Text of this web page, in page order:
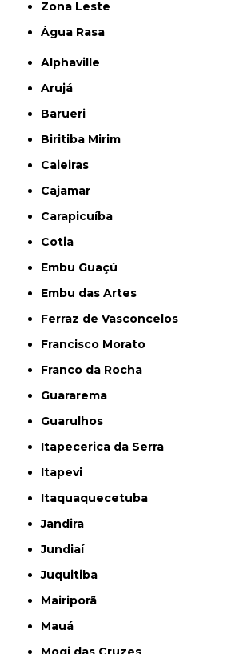
Zona Leste
Água Rasa
Alphaville
Arujá
Barueri
Biritiba Mirim
Caieiras
Cajamar
Carapicuíba
Cotia
Embu Guaçú
Embu das Artes
Ferraz de Vasconcelos
Francisco Morato
Franco da Rocha
Guararema
Guarulhos
Itapecerica da Serra
Itapevi
Itaquaquecetuba
Jandira
Jundiaí
Juquitiba
Mairiporã
Mauá